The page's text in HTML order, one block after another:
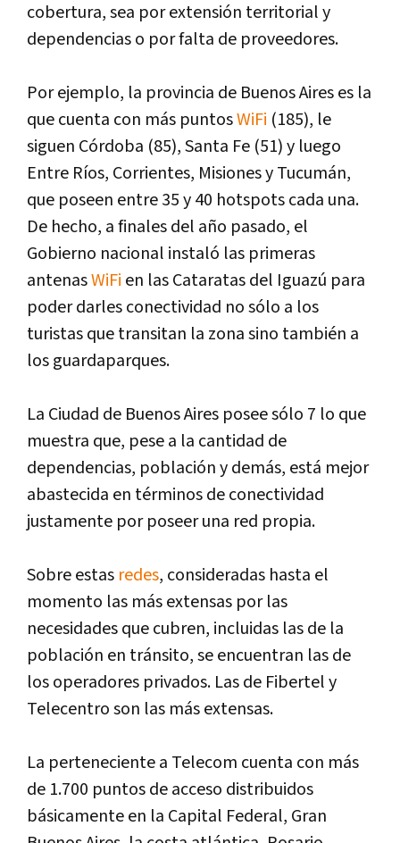
cobertura, sea por extensión territorial y
dependencias o por falta de proveedores.
Por ejemplo, la provincia de Buenos Aires es la
que cuenta con más puntosWiFi (185), le
siguen Córdoba (85), Santa Fe (51) y luego
Entre Ríos, Corrientes, Misiones y Tucumán,
que poseen entre 35 y 40 hotspots cada una.
De hecho, a finales del año pasado, el
Gobierno nacional instaló las primeras
antenasWiFi en las Cataratas del Iguazú para
poder darles conectividad no sólo a los
turistas que transitan la zona sino también a
los guardaparques.
La Ciudad de Buenos Aires posee sólo 7 lo que
muestra que, pese a la cantidad de
dependencias, población y demás, está mejor
abastecida en términos de conectividad
justamente por poseer una red propia.
Sobre estas redes, consideradas hasta el
momento las más extensas por las
necesidades que cubren, incluidas las de la
población en tránsito, se encuentran las de
los operadores privados. Las de Fibertel y
Telecentro son las más extensas.
La perteneciente a Telecom cuenta con más
de 1.700 puntos de acceso distribuidos
básicamente en la Capital Federal, Gran